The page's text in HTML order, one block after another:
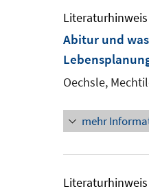
Literaturhinweis
Abitur und
Oechsle,
mehr
Literaturhinweis